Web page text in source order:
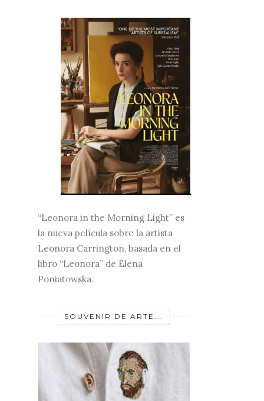
“Leonora in the Morning Light” es
la nueva película sobre la artista
Leonora Carrington, basada en el
libro “Leonora” de Elena
Poniatowska.
SOUVENIR DE ARTE...